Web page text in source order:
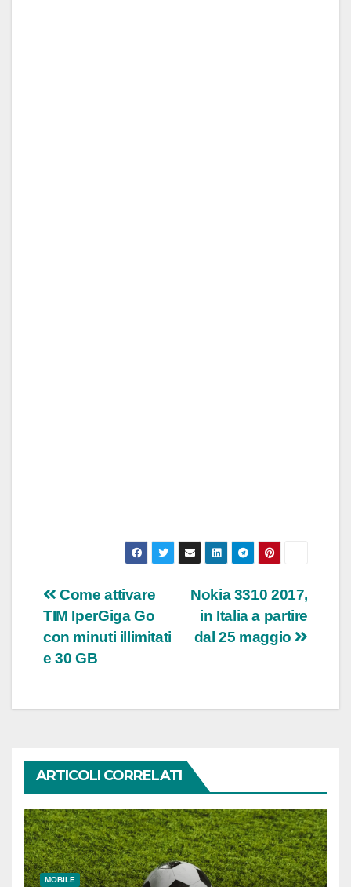
Navigazione
articoli
Nokia 3310 2017,
in Italia a partire
dal 25 maggio
Come attivare
TIM IperGiga Go
con minuti illimitati
e 30 GB
ARTICOLI CORRELATI
MOBILE